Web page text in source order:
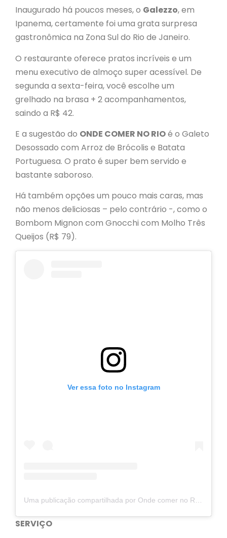
Inaugurado há poucos meses, o Galezzo, em
Ipanema, certamente foi uma grata surpresa
gastronômica na Zona Sul do Rio de Janeiro.
O restaurante oferece pratos incríveis e um
menu executivo de almoço super acessível. De
segunda a sexta-feira, você escolhe um
grelhado na brasa + 2 acompanhamentos,
saindo a R$ 42.
E a sugestão do ONDE COMER NO RIOé o Galeto
Desossado com Arroz de Brócolis e Batata
Portuguesa. O prato é super bem servido e
bastante saboroso.
Há também opções um pouco mais caras, mas
não menos deliciosas – pelo contrário -, como o
Bombom Mignon com Gnocchi com Molho Três
Queijos (R$ 79).
Ver essa foto no Instagram
Uma publicação compartilhada por Onde comer no Rio (@ondecomernorio)
SERVIÇO